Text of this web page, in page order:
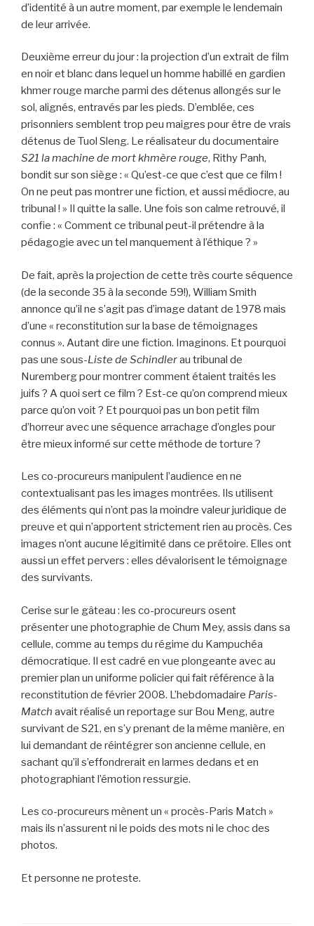
d’identité à un autre moment, par exemple le lendemain
de leur arrivée.
Deuxième erreur du jour : la projection d’un extrait de film
en noir et blanc dans lequel un homme habillé en gardien
khmer rouge marche parmi des détenus allongés sur le
sol, alignés, entravés par les pieds. D’emblée, ces
prisonniers semblent trop peu maigres pour être de vrais
détenus de Tuol Sleng. Le réalisateur du documentaire
S21 la machine de mort khmère rouge, Rithy Panh,
bondit sur son siège : « Qu’est-ce que c’est que ce film !
On ne peut pas montrer une fiction, et aussi médiocre, au
tribunal ! » Il quitte la salle. Une fois son calme retrouvé, il
confie : « Comment ce tribunal peut-il prétendre à la
pédagogie avec un tel manquement à l’éthique ? »
De fait, après la projection de cette très courte séquence
(de la seconde 35 à la seconde 59!), William Smith
annonce qu’il ne s’agit pas d’image datant de 1978 mais
d’une « reconstitution sur la base de témoignages
connus ». Autant dire une fiction. Imaginons. Et pourquoi
pas une sous-Liste de Schindlerau tribunal de
Nuremberg pour montrer comment étaient traités les
juifs ? A quoi sert ce film ? Est-ce qu’on comprend mieux
parce qu’on voit ? Et pourquoi pas un bon petit film
d’horreur avec une séquence arrachage d’ongles pour
être mieux informé sur cette méthode de torture ?
Les co-procureurs manipulent l’audience en ne
contextualisant pas les images montrées. Ils utilisent
des éléments qui n’ont pas la moindre valeur juridique de
preuve et qui n’apportent strictement rien au procès. Ces
images n’ont aucune légitimité dans ce prétoire. Elles ont
aussi un effet pervers : elles dévalorisent le témoignage
des survivants.
Cerise sur le gâteau : les co-procureurs osent
présenter une photographie de Chum Mey, assis dans sa
cellule, comme au temps du régime du Kampuchéa
démocratique. Il est cadré en vue plongeante avec au
premier plan un uniforme policier qui fait référence à la
reconstitution de février 2008. L’hebdomadaire Paris-
Match avait réalisé un reportage sur Bou Meng, autre
survivant de S21, en s’y prenant de la même manière, en
lui demandant de réintégrer son ancienne cellule, en
sachant qu’il s’effondrerait en larmes dedans et en
photographiant l’émotion ressurgie.
Les co-procureurs mènent un « procès-Paris Match »
mais ils n’assurent ni le poids des mots ni le choc des
photos.
Et personne ne proteste.